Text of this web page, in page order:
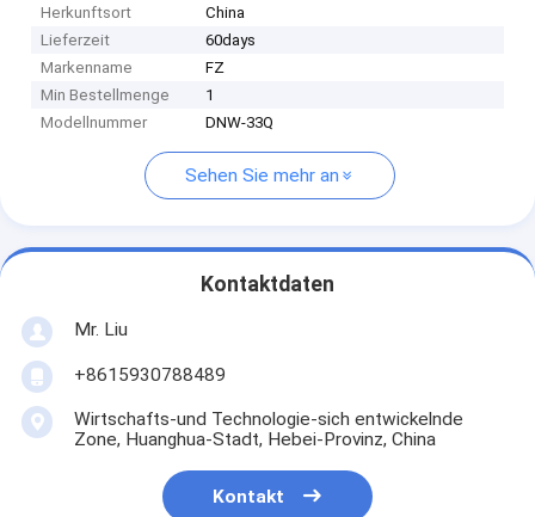
Herkunftsort
China
Lieferzeit
60days
Markenname
FZ
Min Bestellmenge
1
Modellnummer
DNW-33Q
Sehen Sie mehr an
Kontaktdaten
Mr. Liu
+8615930788489
Wirtschafts-und Technologie-sich entwickelnde
Zone, Huanghua-Stadt, Hebei-Provinz, China
Kontakt